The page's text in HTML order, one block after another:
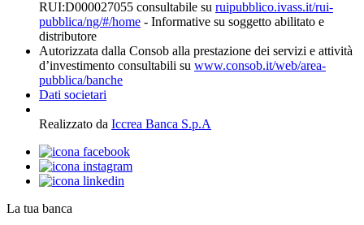
RUI:D000027055 consultabile su ruipubblico.ivass.it/rui-
pubblica/ng/#/home - Informative su soggetto abilitato e
distributore
Autorizzata dalla Consob alla prestazione dei servizi e attività
d’investimento consultabili su www.consob.it/web/area-
pubblica/banche
Dati societari
Realizzato da Iccrea Banca S.p.A
La tua banca